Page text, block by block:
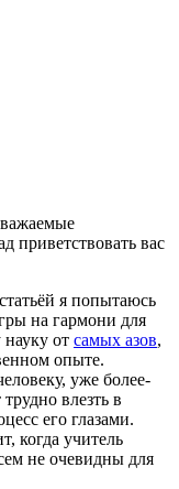
приветствовать вас
я попытаюсь
на гармони для
от самых азов,
опыте.
уже более-
влезть в
его глазами.
когда учитель
не очевидны для